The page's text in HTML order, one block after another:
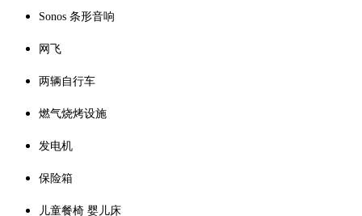
Sonos 条形音响
网飞
两辆自行车
燃气烧烤设施
发电机
保险箱
儿童餐椅 婴儿床